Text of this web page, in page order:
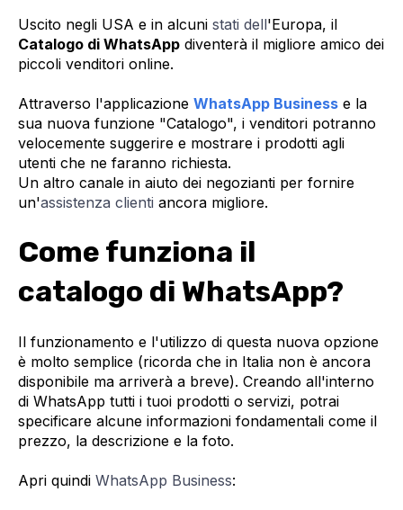
Uscito negli USA e in alcuni stati dell'Europa, il
Catalogo di WhatsApp diventerà il migliore amico dei
piccoli venditori online.
Attraverso l'applicazione WhatsApp Business e la
sua nuova funzione "Catalogo", i venditori potranno
velocemente suggerire e mostrare i prodotti agli
utenti che ne faranno richiesta.
Un altro canale in aiuto dei negozianti per fornire
un'assistenza clienti ancora migliore.
Come funziona il
catalogo di WhatsApp?
Il funzionamento e l'utilizzo di questa nuova opzione
è molto semplice (ricorda che in Italia non è ancora
disponibile ma arriverà a breve). Creando all'interno
di WhatsApp tutti i tuoi prodotti o servizi, potrai
specificare alcune informazioni fondamentali come il
prezzo, la descrizione e la foto.
Apri quindi WhatsApp Business: